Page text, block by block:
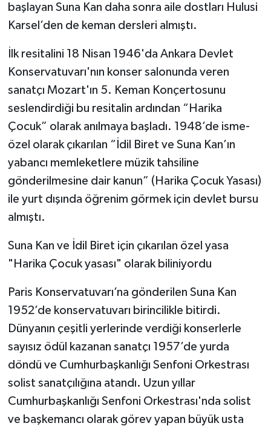
başlayan Suna Kan daha sonra aile dostları Hulusi
Karsel’den de keman dersleri almıştı.
İlk resitalini 18 Nisan 1946'da Ankara Devlet
Konservatuvarı'nın konser salonunda veren
sanatçı Mozart'ın 5. Keman Konçertosunu
seslendirdiği bu resitalin ardından “Harika
Çocuk” olarak anılmaya başladı. 1948’de isme-
özel olarak çıkarılan “İdil Biret ve Suna Kan’ın
yabancı memleketlere müzik tahsiline
gönderilmesine dair kanun” (Harika Çocuk Yasası)
ile yurt dışında öğrenim görmek için devlet bursu
almıştı.
Suna Kan ve İdil Biret için çıkarılan özel yasa
"Harika Çocuk yasası" olarak biliniyordu
Paris Konservatuvarı’na gönderilen Suna Kan
1952’de konservatuvarı birincilikle bitirdi.
Dünyanın çeşitli yerlerinde verdiği konserlerle
sayısız ödül kazanan sanatçı 1957’de yurda
döndü ve Cumhurbaşkanlığı Senfoni Orkestrası
solist sanatçılığına atandı. Uzun yıllar
Cumhurbaşkanlığı Senfoni Orkestrası'nda solist
ve başkemancı olarak görev yapan büyük usta